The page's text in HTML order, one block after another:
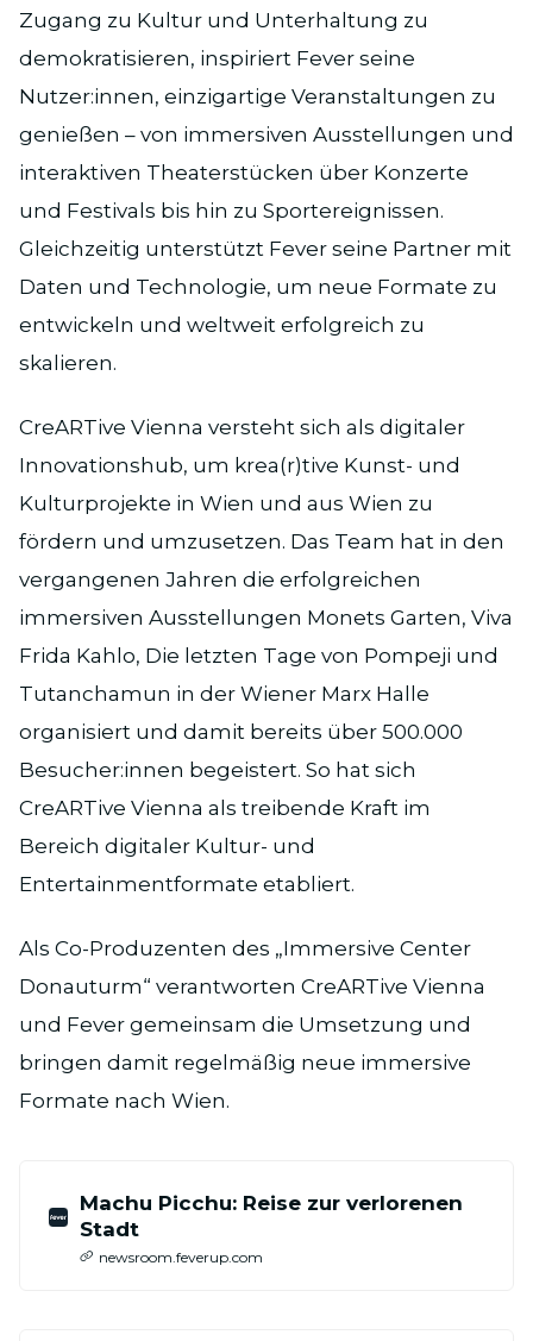
Zugang zu Kultur und Unterhaltung zu
demokratisieren, inspiriert Fever seine
Nutzer:innen, einzigartige Veranstaltungen zu
genießen – von immersiven Ausstellungen und
interaktiven Theaterstücken über Konzerte
und Festivals bis hin zu Sportereignissen.
Gleichzeitig unterstützt Fever seine Partner mit
Daten und Technologie, um neue Formate zu
entwickeln und weltweit erfolgreich zu
skalieren.
CreARTive Vienna versteht sich als digitaler
Innovationshub, um krea(r)tive Kunst- und
Kulturprojekte in Wien und aus Wien zu
fördern und umzusetzen. Das Team hat in den
vergangenen Jahren die erfolgreichen
immersiven Ausstellungen Monets Garten, Viva
Frida Kahlo, Die letzten Tage von Pompeji und
Tutanchamun in der Wiener Marx Halle
organisiert und damit bereits über 500.000
Besucher:innen begeistert. So hat sich
CreARTive Vienna als treibende Kraft im
Bereich digitaler Kultur- und
Entertainmentformate etabliert.
Als Co-Produzenten des „Immersive Center
Donauturm“ verantworten CreARTive Vienna
und Fever gemeinsam die Umsetzung und
bringen damit regelmäßig neue immersive
Formate nach Wien.
Machu Picchu: Reise zur verlorenen
Stadt
newsroom.feverup.com